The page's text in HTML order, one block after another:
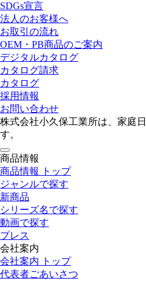
SDGs宣言
法人のお客様へ
お取引の流れ
OEM・PB商品のご案内
デジタルカタログ
カタログ請求
カタログ
採用情報
お問い合わせ
株式会社小久保工業所は、家庭
す。
toggle
navigation
商品情報
商品情報 トップ
ジャンルで探す
新商品
シリーズ名で探す
動画で探す
プレス
会社案内
会社案内 トップ
代表者ごあいさつ